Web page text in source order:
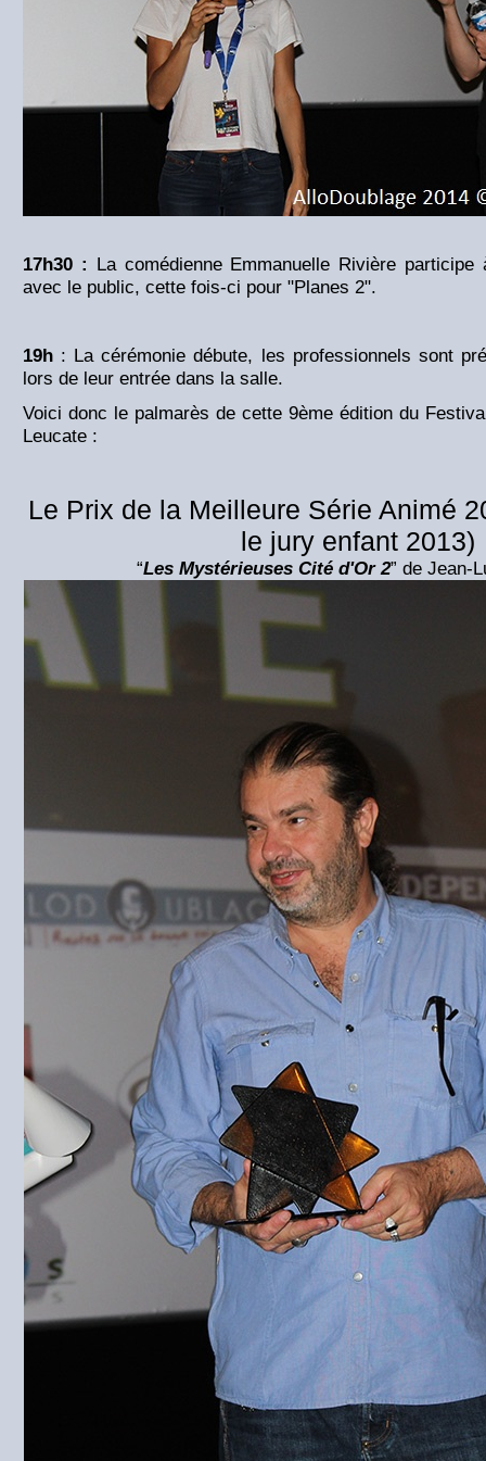
17h30 : La comédienne Emmanuelle Rivière
avec le public, cette fois-ci pour "Planes 2".
19h : La cérémonie débute, les professionnels sont
lors de leur entrée dans la salle.
Voici donc le palmarès de cette 9ème édition du
Leucate :
Le Prix de la Meilleure Série Animé
le jury enfant 2013)
“Les Mystérieuses Cité d'Or 2” de Jean-